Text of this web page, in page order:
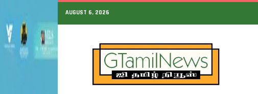
AUGUST 6, 2026